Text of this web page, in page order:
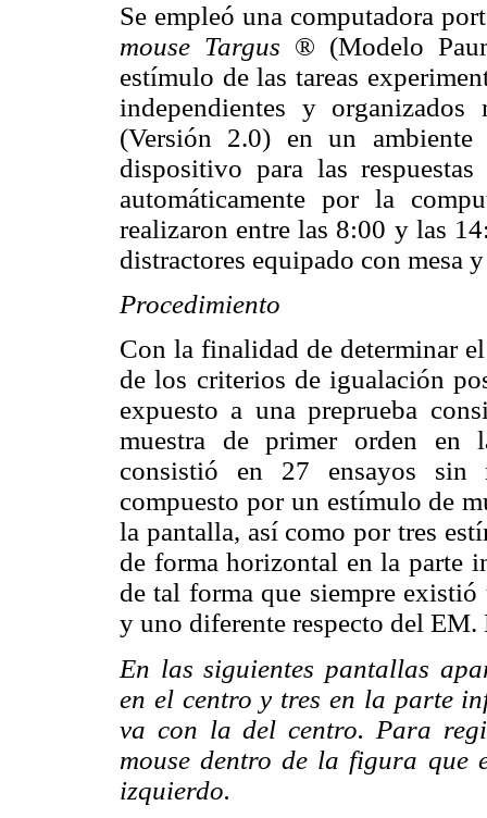
Se empleó una computadora
mouse Targus ® (Modelo
estímulo de las tareas
independientes y
(Versión 2.0) en un ambiente
dispositivo para las
automáticamente por la
realizaron entre las 8:00 y las
distractores equipado con mesa
Procedimiento
Con la finalidad de determinar
de los criterios de igualación
expuesto a una preprueba
muestra de primer orden en
consistió en 27 ensayos sin
compuesto por un estímulo de
la pantalla, así como por tres
de forma horizontal en la parte
de tal forma que siempre
y uno diferente respecto del
En las siguientes pantallas
en el centro y tres en la parte
va con la del centro. Para
mouse dentro de la figura que
izquierdo.